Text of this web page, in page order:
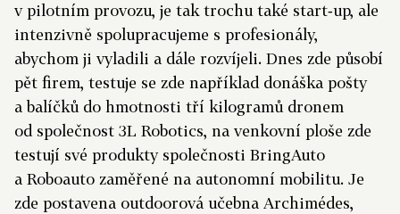
v pilotním provozu, je tak trochu také start‑up, ale
intenzivně spolupracujeme s profesionály,
abychom ji vyladili a dále rozvíjeli. Dnes zde působí
pět firem, testuje se zde například donáška pošty
a balíčků do hmotnosti tří kilogramů dronem
od společnost 3L Robotics, na venkovní ploše zde
testují své produkty společnosti BringAuto
a Roboauto zaměřené na autonomní mobilitu. Je
zde postavena outdoorová učebna Archimédes,